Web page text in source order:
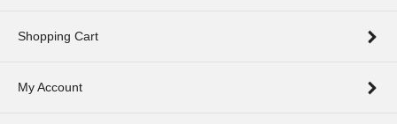
Shopping Cart
My Account